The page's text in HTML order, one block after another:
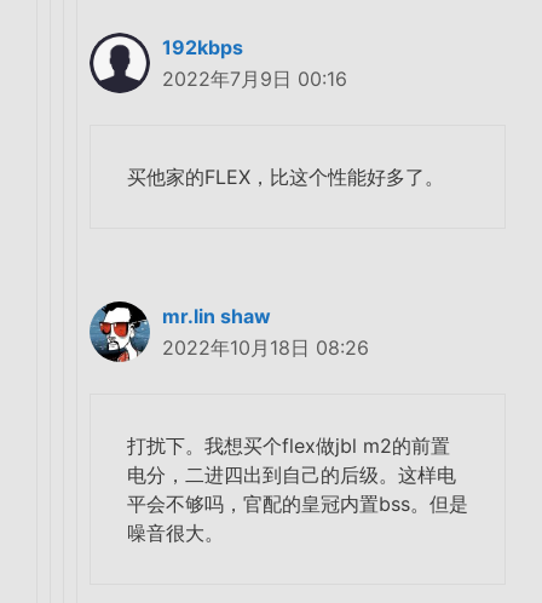
192kbps
2022年7月9日 00:16
买他家的FLEX，比这个性能好多了。
mr.lin shaw
2022年10月18日 08:26
打扰下。我想买个flex做jbl m2的前置
电分，二进四出到自己的后级。这样电
平会不够吗，官配的皇冠内置bss。但是
噪音很大。